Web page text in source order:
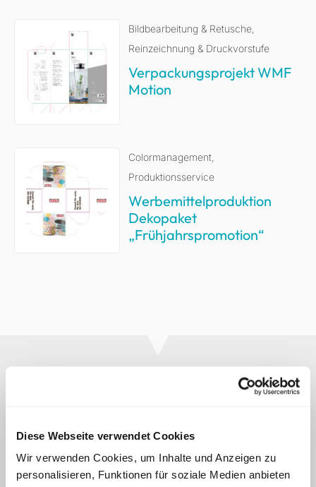
Diese Webseite verwendet Cookies
Wir verwenden Cookies, um Inhalte und Anzeigen zu
personalisieren, Funktionen für soziale Medien anbieten
Bildbearbeitung & Retusche
Reinzeichnung & Druckvorstufe
Verpackungsprojekt WMF
Motion
Colormanagement
Produktionsservice
Werbemittelproduktion
Dekopaket
„Frühjahrspromotion“